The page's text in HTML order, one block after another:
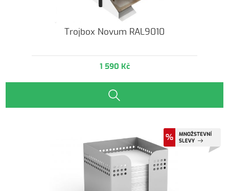
Trojbox Novum RAL9010
1 590 Kč